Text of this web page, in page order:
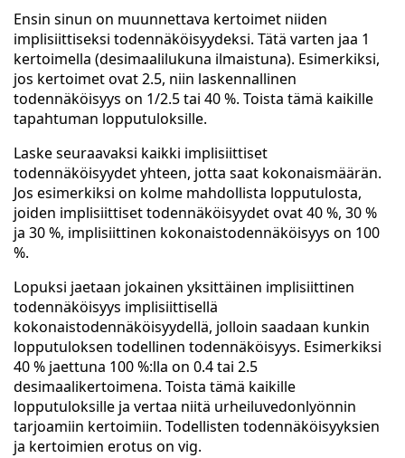
Ensin sinun on muunnettava kertoimet niiden
implisiittiseksi todennäköisyydeksi. Tätä varten jaa 1
kertoimella (desimaalilukuna ilmaistuna). Esimerkiksi,
jos kertoimet ovat 2.5, niin laskennallinen
todennäköisyys on 1/2.5 tai 40 %. Toista tämä kaikille
tapahtuman lopputuloksille.
Laske seuraavaksi kaikki implisiittiset
todennäköisyydet yhteen, jotta saat kokonaismäärän.
Jos esimerkiksi on kolme mahdollista lopputulosta,
joiden implisiittiset todennäköisyydet ovat 40 %, 30 %
ja 30 %, implisiittinen kokonaistodennäköisyys on 100
%.
Lopuksi jaetaan jokainen yksittäinen implisiittinen
todennäköisyys implisiittisellä
kokonaistodennäköisyydellä, jolloin saadaan kunkin
lopputuloksen todellinen todennäköisyys. Esimerkiksi
40 % jaettuna 100 %:lla on 0.4 tai 2.5
desimaalikertoimena. Toista tämä kaikille
lopputuloksille ja vertaa niitä urheiluvedonlyönnin
tarjoamiin kertoimiin. Todellisten todennäköisyyksien
ja kertoimien erotus on vig.